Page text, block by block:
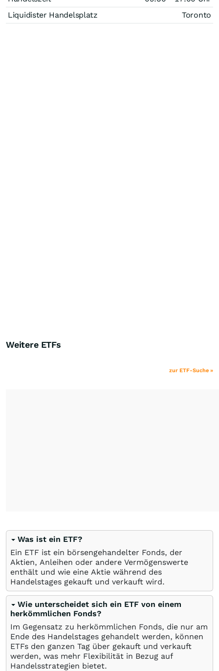
Liquidister Handelsplatz
Toronto
Weitere ETFs
zur ETF-Suche »
Was ist ein ETF?
Ein ETF ist ein börsengehandelter Fonds, der
Aktien, Anleihen oder andere Vermögenswerte
enthält und wie eine Aktie während des
Handelstages gekauft und verkauft wird.
Wie unterscheidet sich ein ETF von einem
herkömmlichen Fonds?
Im Gegensatz zu herkömmlichen Fonds, die nur am
Ende des Handelstages gehandelt werden, können
ETFs den ganzen Tag über gekauft und verkauft
werden, was mehr Flexibilität in Bezug auf
Handelsstrategien bietet.